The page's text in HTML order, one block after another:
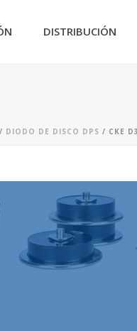
DISTRIBUCIÓN
/ DIODO DE DISCO DPS / CKE